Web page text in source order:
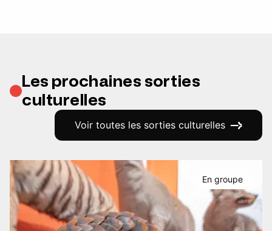
Les prochaines sorties
culturelles
Voir toutes les sorties culturelles
En groupe